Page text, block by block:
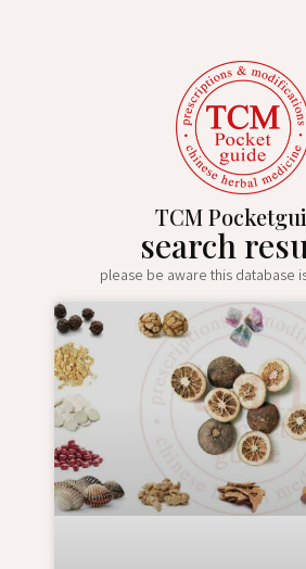
TCM
search
please be aware this database